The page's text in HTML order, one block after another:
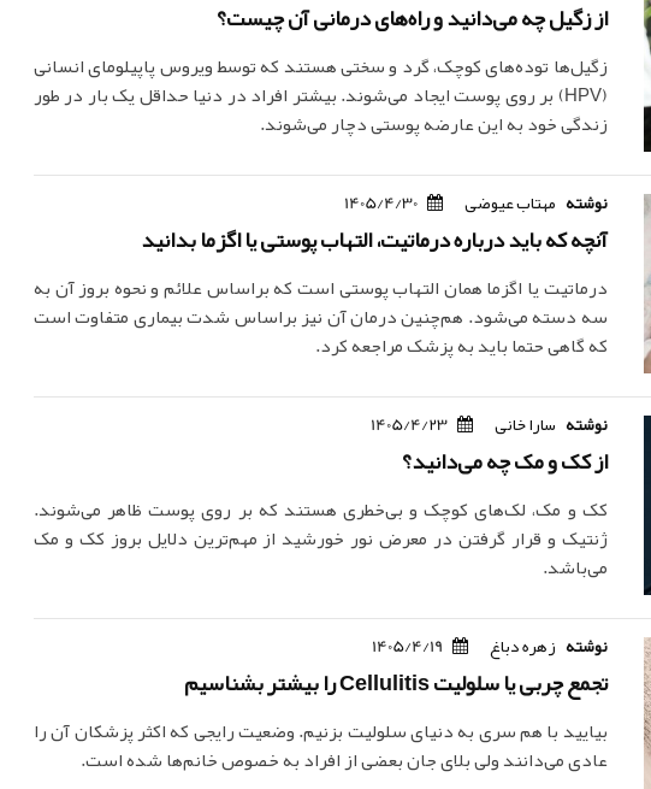
از زگیل چه می‌دانید و راه‌های درمانی آن چیست؟
زگیل‌ها توده‌های کوچک، گرد و سختی هستند که توسط ویروس پاپیلومای انسانی
(HPV) بر روی پوست ایجاد می‌شوند. بیشتر افراد در دنیا حداقل یک بار در طور
زندگی خود به این عارضه پوستی دچار می‌شوند.
نوشته مهتاب عیوضی 1405/4/30
آنچه که باید درباره درماتیت، التهاب پوستی یا اگزما بدانید
درماتیت یا اگزما همان التهاب پوستی است که براساس علائم و نحوه بروز آن به
سه دسته می‌شود. هم‌چنین درمان آن نیز براساس شدت بیماری متفاوت است
که گاهی حتما باید به پزشک مراجعه کرد.
نوشته سارا خانی 1405/4/23
از کک و مک چه می‌دانید؟
کک و مک، لک‌های کوچک و بی‌خطری هستند که بر روی پوست ظاهر می‌شوند.
ژنتیک و قرار گرفتن در معرض نور خورشید از مهم‌ترین دلایل بروز کک و مک
می‌باشد.
نوشته زهره دباغ 1405/4/19
تجمع چربی یا سلولیت Cellulitis را بیشتر بشناسیم
بیایید با هم سری به دنیای سلولیت بزنیم. وضعیت رایجی که اکثر پزشکان آن را
عادی می‌دانند ولی بلای جان بعضی از افراد به خصوص خانم‌ها شده است.